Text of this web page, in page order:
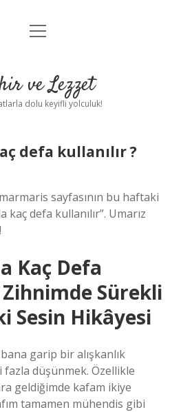
Anasayfa
Yasal Uyarı
menüyü
ve Lezzet
dolu keyifli yolculuk!
defa kullanılır ?
sayfasının bu haftaki
kaç defa kullanılır”. Umarız
Kaç Defa
Zihnimde Sürekli
Sesin Hikâyesi
garip bir alışkanlık
fazla düşünmek. Özellikle
geldiğimde kafam ikiye
tamamen mühendis gibi